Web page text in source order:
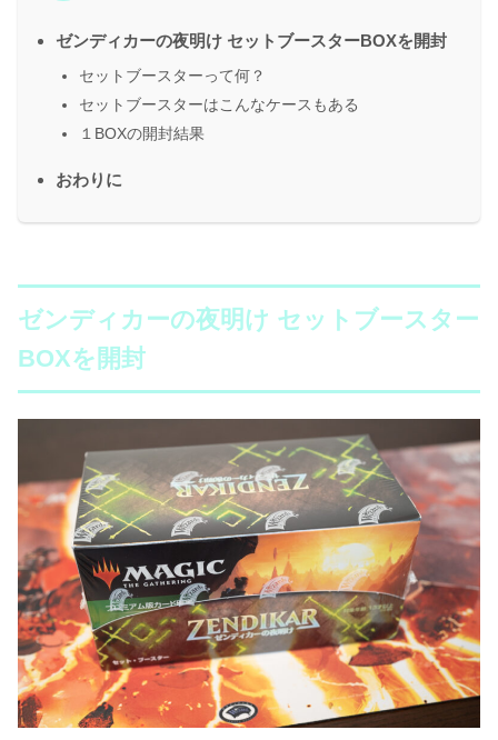
ゼンディカーの夜明け セットブースターBOXを開封
セットブースターって何？
セットブースターはこんなケースもある
１BOXの開封結果
おわりに
ゼンディカーの夜明け セットブースター
BOXを開封